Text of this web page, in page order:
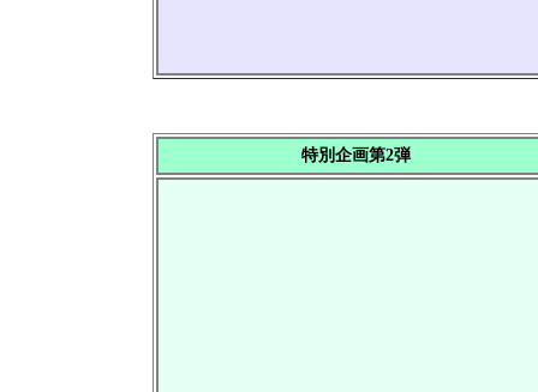
特別企画第2弾